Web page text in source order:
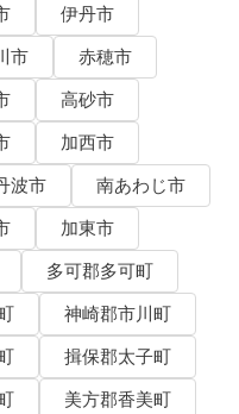
伊丹市
市
赤穂市
高砂市
加西市
波市
南あわじ市
加東市
多可郡多可町
神崎郡市川町
揖保郡太子町
美方郡香美町